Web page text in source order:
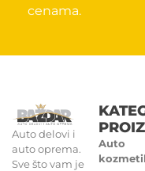
cenama.
Auto delovi i
auto oprema.
Sve što vam je
Auto